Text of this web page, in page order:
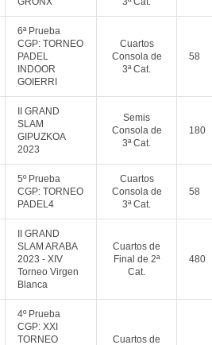
6ª Prueba
CGP: TORNEO
PADEL
INDOOR
GOIERRI
Cuartos
Consola de
3ª Cat.
58
II GRAND
SLAM
GIPUZKOA
2023
Semis
Consola de
3ª Cat.
180
5º Prueba
CGP: TORNEO
PADEL4
Cuartos
Consola de
3ª Cat.
58
II GRAND
SLAM ARABA
2023 - XIV
Torneo Virgen
Blanca
Cuartos de
Final de 2ª
Cat.
480
4º Prueba
CGP: XXI
TORNEO
Cuartos de